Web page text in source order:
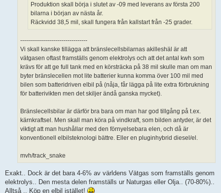
Produktion skall börja i slutet av -09 med leverans av första 200
bilarna i början av nästa år.
Räckvidd 38,5 mil, skall fungera från kallstart från -25 grader.
----------------------------------
Vi skall kanske tillägga att bränslecellsbilarnas akilleshäl är att
vätgasen oftast framställs genom elektrolys och att det antal kwh som
krävs för att ge full tank med en körsträcka på 38 mil skulle man om man
byter bränslecellen mot lite batterier kunna komma över 100 mil med
bilen som batteridriven elbil på (nåja, får lägga på lite extra förbrukning
för batterivikten men det skiljer ändå ganska mycket).
Bränslecellsbilar är därför bra bara om man har god tillgång på t.ex.
kärnkraftsel. Men skall man köra på vindkraft, som bilden antyder, är det
viktigt att man hushållar med den förnyelsebara elen, och då är
konventionell elbilsteknologi bättre. Eller en pluginhybrid diesel/el.
mvh/track_snake
Exakt.. Dock är det bara 4-6% av världens Vätgas som framställs genom
elektrolys.. Den mesta delen framställs ur Naturgas eller Olja.. (70-80%)..
Alltså .. Köp en elbil istället!